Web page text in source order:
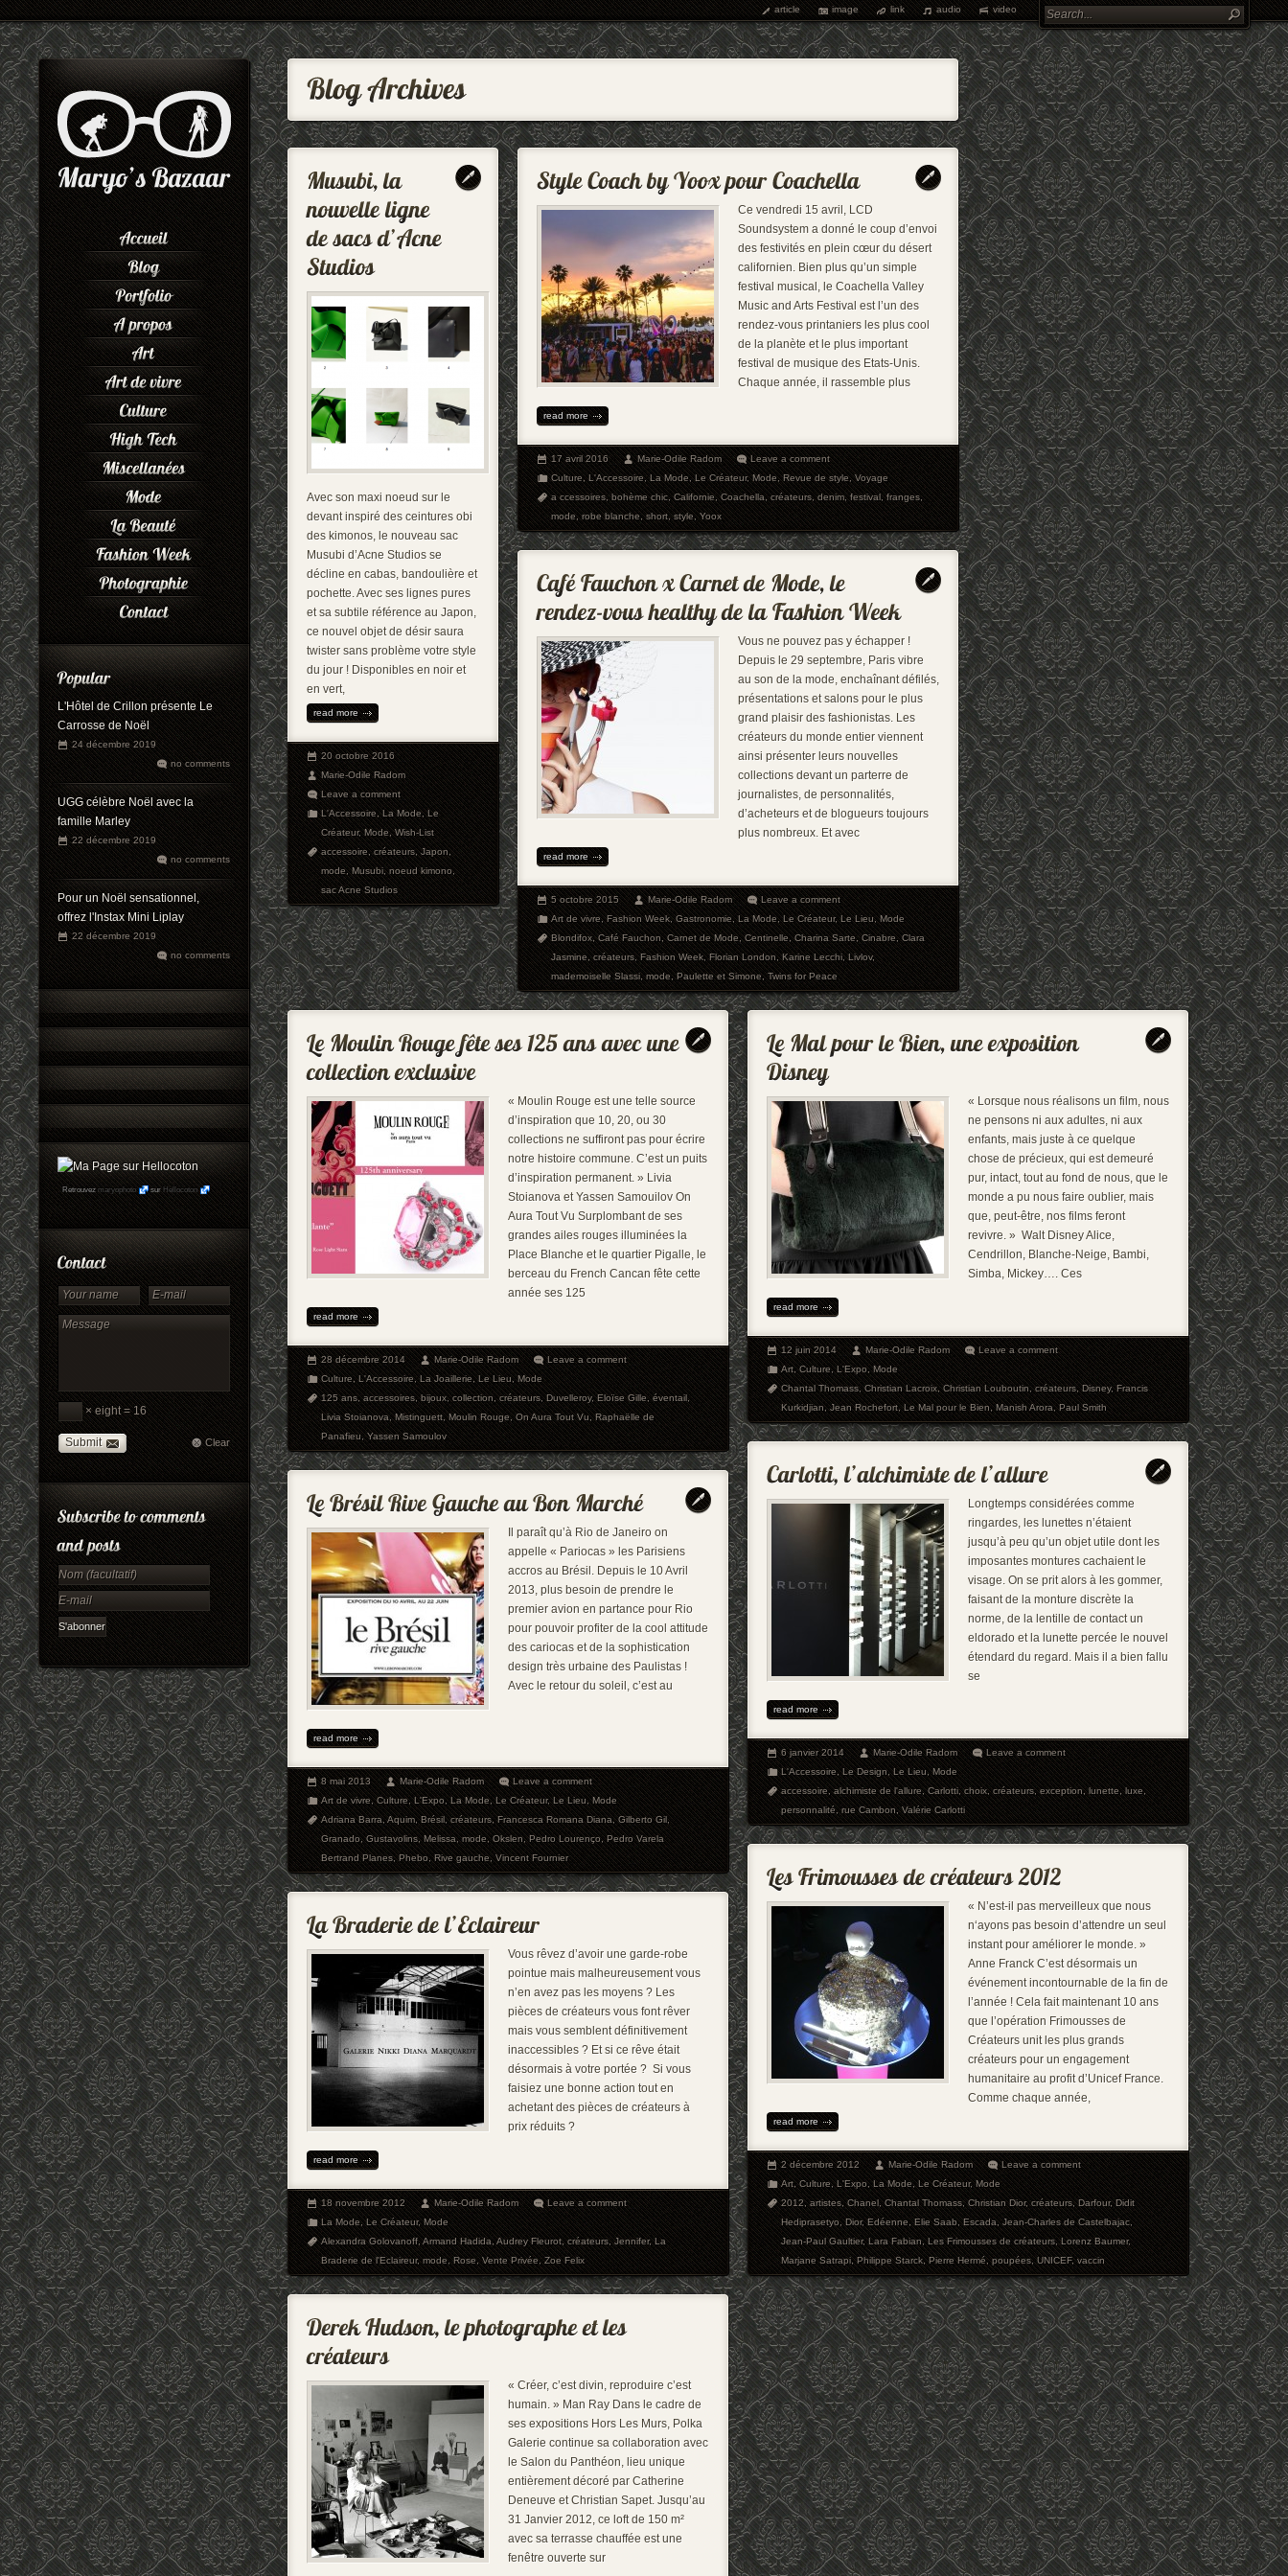
article image link audio video
L'Hôtel de Crillon présente Le
Carrosse de Noël
24 décembre 2019
no comments
UGG célèbre Noël avec la
famille Marley
22 décembre 2019
no comments
Pour un Noël sensationnel,
offrez l'Instax Mini Liplay
22 décembre 2019
no comments
Retrouvez maryophoto sur Hellocoton
× eight = 16
Submit Clear
Avec son maxi noeud sur le
devant inspiré des ceintures obi
des kimonos, le nouveau sac
Musubi d’Acne Studios se
décline en cabas, bandoulière et
pochette. Avec ses lignes pures
et sa subtile référence au Japon,
ce nouvel objet de désir saura
twister sans problème votre style
du jour ! Disponibles en noir et
en vert,
read more
20 octobre 2016
Marie-Odile Radom
Leave a comment
L'Accessoire,La Mode,Le
Créateur,Mode,Wish-List
accessoire,créateurs,Japon,
mode,Musubi,noeud kimono,
sac Acne Studios
Ce vendredi 15 avril, LCD
Soundsystem a donné le coup d’envoi
des festivités en plein cœur du désert
californien. Bien plus qu’un simple
festival musical, le Coachella Valley
Music and Arts Festival est l’un des
rendez-vous printaniers les plus cool
de la planète et le plus important
festival de musique des Etats-Unis.
Chaque année, il rassemble plus
read more
17 avril 2016 Marie-Odile Radom
Leave a comment
Culture,L'Accessoire,La Mode,Le Créateur,Mode,Revue de style,Voyage
a ccessoires,bohème chic,Californie,Coachella,créateurs,denim,festival,franges,
mode,robe blanche,short,style,Yoox
Vous ne pouvez pas y échapper !
Depuis le 29 septembre, Paris vibre
au son de la mode, enchaînant défilés,
présentations et salons pour le plus
grand plaisir des fashionistas. Les
créateurs du monde entier viennent
ainsi présenter leurs nouvelles
collections devant un parterre de
journalistes, de personnalités,
d’acheteurs et de blogueurs toujours
plus nombreux. Et avec
read more
5 octobre 2015 Marie-Odile Radom
Leave a comment
Art de vivre,Fashion Week,Gastronomie,La Mode,Le Créateur,Le Lieu,Mode
Blondifox,Café Fauchon,Carnet de Mode,Centinelle,Charina Sarte,Cinabre,Clara
Jasmine,créateurs,Fashion Week,Florian London,Karine Lecchi,Livlov,
mademoiselle Slassi,mode,Paulette et Simone,Twins for Peace
« Moulin Rouge est une telle source
d’inspiration que 10, 20, ou 30
collections ne suffiront pas pour écrire
notre histoire commune. C’est un puits
d’inspiration permanent. » Livia
Stoianova et Yassen Samouilov On
Aura Tout Vu Surplombant de ses
grandes ailes rouges illuminées la
Place Blanche et le quartier Pigalle, le
berceau du French Cancan fête cette
année ses 125
read more
28 décembre 2014 Marie-Odile Radom
Leave a comment
Culture,L'Accessoire,La Joaillerie,Le Lieu,Mode
125 ans,accessoires,bijoux,collection,créateurs,Duvelleroy,Eloïse Gille,éventail,
Livia Stoianova,Mistinguett,Moulin Rouge,On Aura Tout Vu,Raphaëlle de
Panafieu,Yassen Samoulov
« Lorsque nous réalisons un film, nous
ne pensons ni aux adultes, ni aux
enfants, mais juste à ce quelque
chose de précieux, qui est demeuré
pur, intact, tout au fond de nous, que le
monde a pu nous faire oublier, mais
que, peut-être, nos films feront
revivre. » Walt Disney Alice,
Cendrillon, Blanche-Neige, Bambi,
Simba, Mickey…. Ces
read more
12 juin 2014 Marie-Odile Radom
Leave a comment
Art,Culture,L'Expo,Mode
Chantal Thomass,Christian Lacroix,Christian Louboutin,créateurs,Disney,Francis
Kurkidjian,Jean Rochefort,Le Mal pour le Bien,Manish Arora,Paul Smith
Longtemps considérées comme
ringardes, les lunettes n’étaient
jusqu’à peu qu’un objet utile dont les
imposantes montures cachaient le
visage. On se prit alors à les gommer,
faisant de la monture discrète la
norme, de la lentille de contact un
eldorado et la lunette percée le nouvel
étendard du regard. Mais il a bien fallu
se
read more
6 janvier 2014 Marie-Odile Radom
Leave a comment
L'Accessoire,Le Design,Le Lieu,Mode
accessoire,alchimiste de l'allure,Carlotti,choix,créateurs,exception,lunette,luxe,
personnalité,rue Cambon,Valérie Carlotti
Il paraît qu’à Rio de Janeiro on
appelle « Pariocas » les Parisiens
accros au Brésil. Depuis le 10 Avril
2013, plus besoin de prendre le
premier avion en partance pour Rio
pour pouvoir profiter de la cool attitude
des cariocas et de la sophistication
design très urbaine des Paulistas !
Avec le retour du soleil, c’est au
read more
8 mai 2013 Marie-Odile Radom
Leave a comment
Art de vivre,Culture,L'Expo,La Mode,Le Créateur,Le Lieu,Mode
Adriana Barra,Aquim,Brésil,créateurs,Francesca Romana Diana,Gilberto Gil,
Granado,Gustavolins,Melissa,mode,Okslen,Pedro Lourenço,Pedro Varela
Bertrand Planes,Phebo,Rive gauche,Vincent Fournier
« N’est-il pas merveilleux que nous
n‘ayons pas besoin d’attendre un seul
instant pour améliorer le monde. »
Anne Franck C’est désormais un
événement incontournable de la fin de
l’année ! Cela fait maintenant 10 ans
que l’opération Frimousses de
Créateurs unit les plus grands
créateurs pour un engagement
humanitaire au profit d’Unicef France.
Comme chaque année,
read more
2 décembre 2012 Marie-Odile Radom
Leave a comment
Art,Culture,L'Expo,La Mode,Le Créateur,Mode
2012,artistes,Chanel,Chantal Thomass,Christian Dior,créateurs,Darfour,Didit
Hediprasetyo,Dior,Edéenne,Elie Saab,Escada,Jean-Charles de Castelbajac,
Jean-Paul Gaultier,Lara Fabian,Les Frimousses de créateurs,Lorenz Baumer,
Marjane Satrapi,Philippe Starck,Pierre Hermé,poupées,UNICEF,vaccin
Vous rêvez d’avoir une garde-robe
pointue mais malheureusement vous
n’en avez pas les moyens ? Les
pièces de créateurs vous font rêver
mais vous semblent définitivement
inaccessibles ? Et si ce rêve était
désormais à votre portée ? Si vous
faisiez une bonne action tout en
achetant des pièces de créateurs à
prix réduits ?
read more
18 novembre 2012 Marie-Odile Radom
Leave a comment
La Mode,Le Créateur,Mode
Alexandra Golovanoff,Armand Hadida,Audrey Fleurot,créateurs,Jennifer,La
Braderie de l'Eclaireur,mode,Rose,Vente Privée,Zoe Felix
« Créer, c’est divin, reproduire c’est
humain. » Man Ray Dans le cadre de
ses expositions Hors Les Murs, Polka
Galerie continue sa collaboration avec
le Salon du Panthéon, lieu unique
entièrement décoré par Catherine
Deneuve et Christian Sapet. Jusqu’au
31 Janvier 2012, ce loft de 150 m²
avec sa terrasse chauffée est une
fenêtre ouverte sur